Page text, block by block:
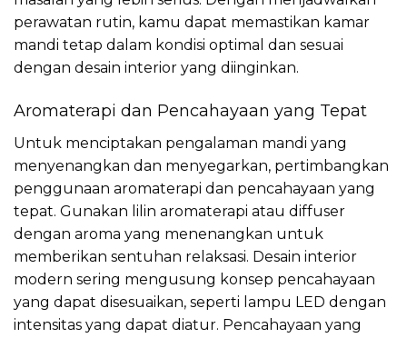
perawatan rutin, kamu dapat memastikan kamar
mandi tetap dalam kondisi optimal dan sesuai
dengan desain interior yang diinginkan.
Aromaterapi dan Pencahayaan yang Tepat
Untuk menciptakan pengalaman mandi yang
menyenangkan dan menyegarkan, pertimbangkan
penggunaan aromaterapi dan pencahayaan yang
tepat. Gunakan lilin aromaterapi atau diffuser
dengan aroma yang menenangkan untuk
memberikan sentuhan relaksasi. Desain interior
modern sering mengusung konsep pencahayaan
yang dapat disesuaikan, seperti lampu LED dengan
intensitas yang dapat diatur. Pencahayaan yang